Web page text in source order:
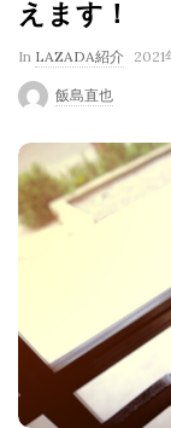
えます！
In LAZADA紹介 P
l
a
t
2021
飯島直也